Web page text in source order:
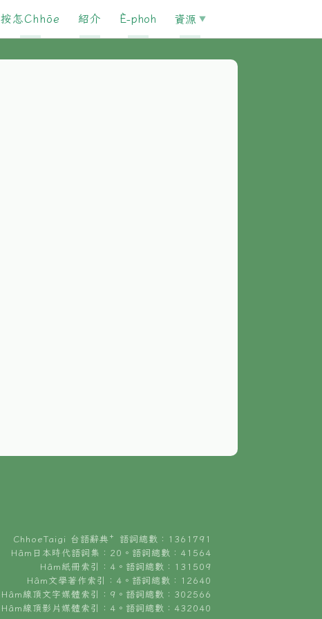
按怎Chhōe 紹介 È-phoh 資源
ChhoeTaigi 台語辭典⁺ 語詞總數：1361791
Hâm日本時代語詞集：20。語詞總數：41564
Hâm紙冊索引：4。語詞總數：131509
Hâm文學著作索引：4。語詞總數：12640
Hâm線頂文字媒體索引：9。語詞總數：302566
Hâm線頂影片媒體索引：4。語詞總數：432040